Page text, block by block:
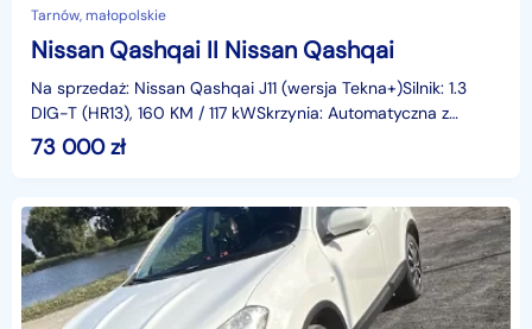
Tarnów, małopolskie
Nissan Qashqai II Nissan Qashqai
Na sprzedaż: Nissan Qashqai J11 (wersja Tekna+)Silnik: 1.3
DIG-T (HR13), 160 KM / 117 kWSkrzynia: Automatyczna z
trybem SportRok produkcji: koniec 2018 (pierwsz
73 000zł